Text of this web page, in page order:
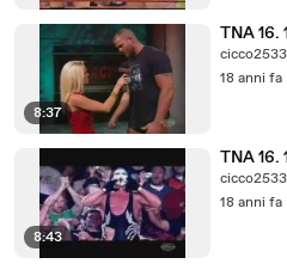
8:37
cicco2533
18 anni fa
8:43
cicco2533
18 anni fa